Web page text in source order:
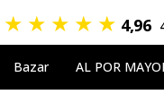
★ ★ ★ ★ ★ 4,96
Bazar AL POR